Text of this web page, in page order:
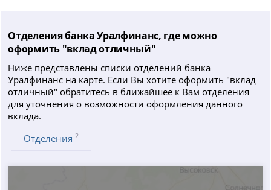
Отделения банка Уралфинанс, где можно
оформить "вклад отличный"
Ниже представлены списки отделений банка
Уралфинанс на карте. Если Вы хотите оформить "вклад
отличный" обратитесь в ближайшее к Вам отделения
для уточнения о возможности оформления данного
вклада.
Отделения2